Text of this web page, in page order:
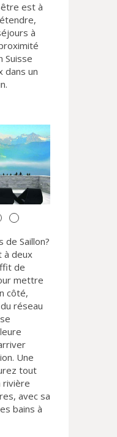
être est à
à
Suisse
dans un
de Saillon?
à deux
de
mettre
côté,
réseau
Une
tout
rivière
avec sa
bains à